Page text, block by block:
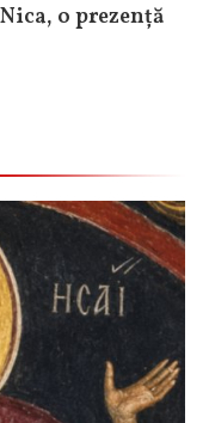
o prezență